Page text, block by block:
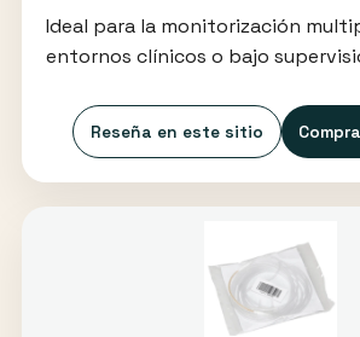
Ideal para la monitorización
entornos clínicos o bajo
Reseña en este sitio